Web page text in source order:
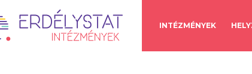
INTÉZMÉNYEK